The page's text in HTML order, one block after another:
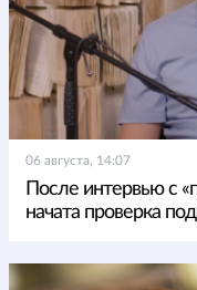
06 августа, 14:07
После интервью с
начата проверка